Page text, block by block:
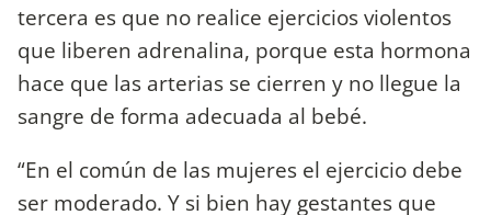
tercera es que no realice ejercicios violentos
que liberen adrenalina, porque esta hormona
hace que las arterias se cierren y no llegue la
sangre de forma adecuada al bebé.
“En el común de las mujeres el ejercicio debe
ser moderado. Y si bien hay gestantes que